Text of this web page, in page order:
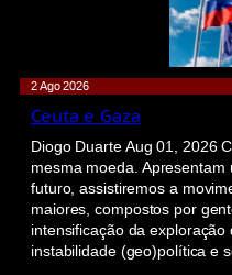
2 Ago 2026
Ceuta e Gaza
Diogo Duarte Aug 01, 2026
mesma moeda.
futuro, assistiremos a
maiores, compostos por
intensificação da exploração
instabilidade (geo)política e